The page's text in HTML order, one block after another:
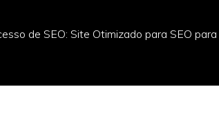
de SEO: Site Otimizado para SEO